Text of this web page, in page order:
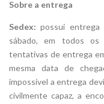
Sobre a entrega
Sedex: possui entrega
sábado, em todos os
tentativas de entrega
mesma data de
impossível a entrega
civilmente capaz, a